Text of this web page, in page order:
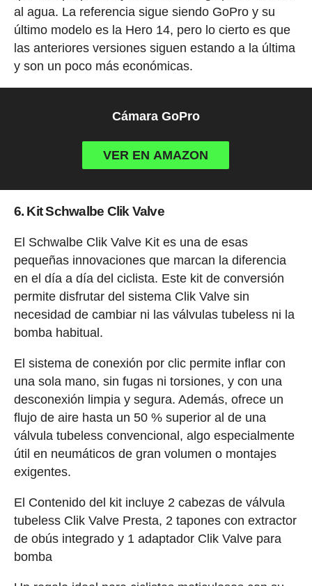
al agua. La referencia sigue siendo GoPro y su
último modelo es la Hero 14, pero lo cierto es que
las anteriores versiones siguen estando a la última
y son un poco más económicas.
Cámara GoPro
VER EN AMAZON
6. Kit Schwalbe Clik Valve
El Schwalbe Clik Valve Kit es una de esas
pequeñas innovaciones que marcan la diferencia
en el día a día del ciclista. Este kit de conversión
permite disfrutar del sistema Clik Valve sin
necesidad de cambiar ni las válvulas tubeless ni la
bomba habitual.
El sistema de conexión por clic permite inflar con
una sola mano, sin fugas ni torsiones, y con una
desconexión limpia y segura. Además, ofrece un
flujo de aire hasta un 50 % superior al de una
válvula tubeless convencional, algo especialmente
útil en neumáticos de gran volumen o montajes
exigentes.
El Contenido del kit incluye 2 cabezas de válvula
tubeless Clik Valve Presta, 2 tapones con extractor
de obús integrado y 1 adaptador Clik Valve para
bomba